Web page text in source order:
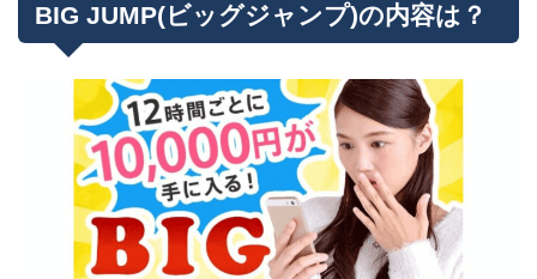
BIG JUMP(ビッグジャンプ)の内容は？